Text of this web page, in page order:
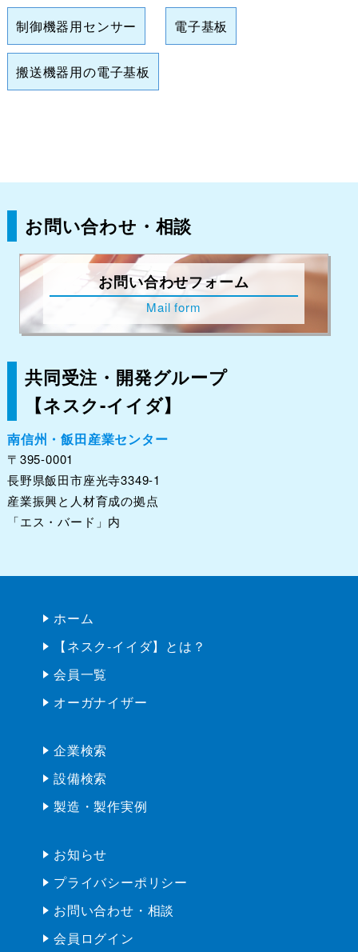
制御機器用センサー 電子基板
搬送機器用の電子基板
お問い合わせ・相談
お問い合わせフォーム
Mail form
共同受注・開発グループ
【ネスク-イイダ】
産業振興と人材育成の拠点
「エス・バード」内
ホーム
【ネスク-イイダ】とは？
会員一覧
企業検索
設備検索
製造・製作実例